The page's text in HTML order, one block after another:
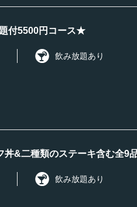
付5500円コース★
飲み放題あり
丼&二種類のステーキ含む全9
飲み放題あり